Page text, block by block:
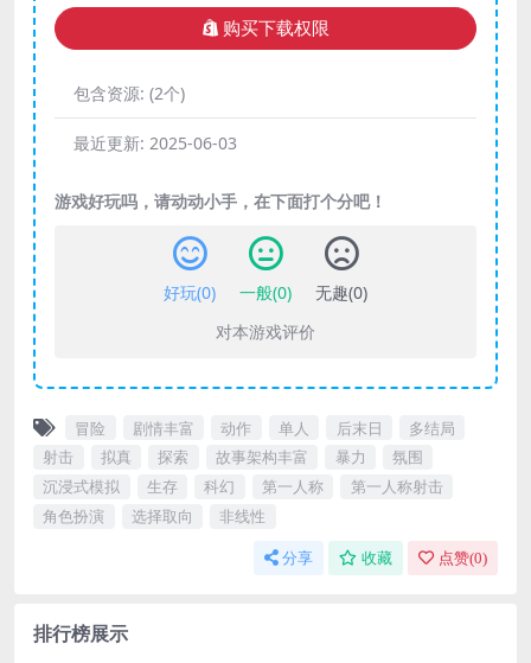
购买下载权限
包含资源: (2个)
最近更新: 2025-06-03
游戏好玩吗，请动动小手，在下面打个分吧！
好玩(0) 一般(0) 无趣(0)
对本游戏评价
冒险 剧情丰富 动作 单人 后末日
多结局
射击
拟真 探索 故事架构丰富 暴力
氛围
沉浸式模拟
生存 科幻 第一人称
第一人称射击
角色扮演
选择取向 非线性
分享 收藏 点赞(0)
排行榜展示